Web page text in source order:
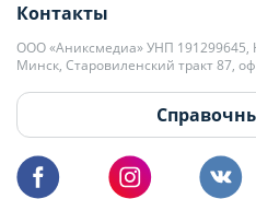
Мы принимаем звонки и отвечаем
18:00.
kb@domovita.by
+375 29 179-11-28 Владислав
vg@domovita.by
Пишите и звоните нам в будние дни
Контакты
ООО «Аниксмедиа» УНП 191299645,
Минск, Старовиленский тракт 87,